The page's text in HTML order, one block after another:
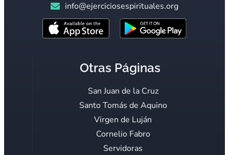
info@ejerciciosespirituales.org
Otras Páginas
San Juan de la Cruz
Santo Tomás de Aquino
Virgen de Luján
Cornelio Fabro
Servidoras